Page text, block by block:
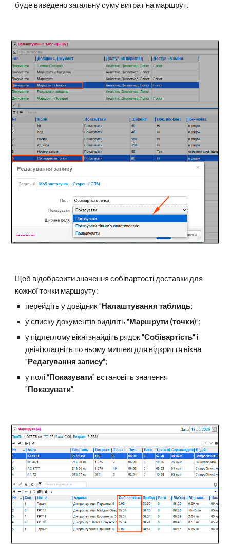
буде виведено загальну суму витрат на маршрут.
Щоб відобразити значення собівартості доставки для
кожної точки маршруту:
перейдіть у довідник "Налаштування таблиць;
у списку документів виділіть "Маршрути (точки)";
у підлеглому вікні знайдіть рядок "Собівартість" і
двічі клацніть по ньому мишею для відкриття вікна
"Редагування запису";
у полі "Показувати" встановіть значення
"Показувати".